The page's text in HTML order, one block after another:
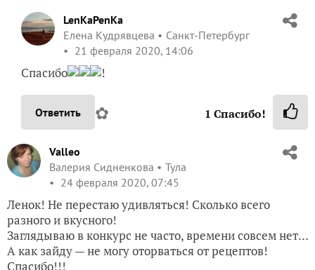
LenKaPenKa
Елена Кудрявцева
Санкт-Петербург
21 февраля 2020, 14:06
Спасибо !
Ответить ✿ 1 Спасибо!
Valleo
Валерия Сидненкова
Тула
24 февраля 2020, 07:45
Ленок! Не перестаю удивляться! Сколько всего
разного и вкусного!
Заглядываю в конкурс не часто, времени совсем нет…
А как зайду — не могу оторваться от рецептов!
Спасибо!!!